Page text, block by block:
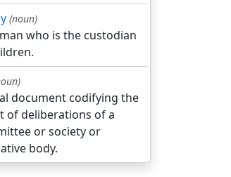
(noun)
who is the custodian
document codifying the
of deliberations of a
or society or
body.